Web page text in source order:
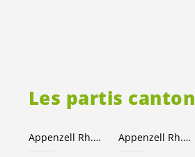
Les partis
Appenzell Rh.-Ext. Appenzell Rh.-I.